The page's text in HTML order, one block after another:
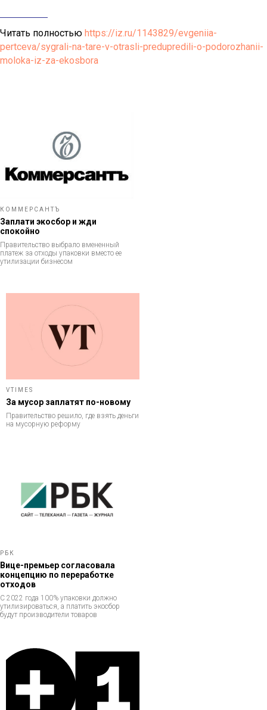
Читать полностью https://iz.ru/1143829/evgeniia-
pertceva/sygrali-na-tare-v-otrasli-predupredili-o-podorozhanii-
moloka-iz-za-ekosbora
КОММЕРСАНТЪ
Заплати экосбор и жди
спокойно
Правительство выбрало вмененный
платеж за отходы упаковки вместо ее
утилизации бизнесом
VTIMES
За мусор заплатят по-новому
Правительство решило, где взять деньги
на мусорную реформу
РБК
Вице-премьер согласовала
концепцию по переработке
отходов
С 2022 года 100% упаковки должно
утилизироваться, а платить экосбор
будут производители товаров